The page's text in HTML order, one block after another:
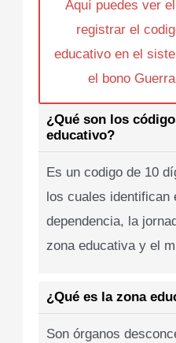
Aquí puedes ver
registrar el
educativo en el
el bono
¿Qué son los
educativo?
Es un codigo de 10
los cuales identifican
dependencia, la
zona educativa y el
¿Qué es la zona
Son órganos